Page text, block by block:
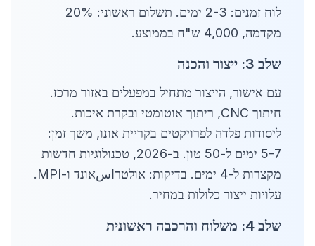
לוח זמנים: 2-3 ימים. תשלום ראשוני: 20%
מקדמה, 4,000 ש"ח בממוצע.
שלב 3: ייצור והכנה
עם אישור, הייצור מתחיל במפעלים באזור מרכז.
חיתוך CNC, ריתוך אוטומטי ובקרת איכות.
ליסודות פלדה לפרויקטים בקריית אונו, משך זמן:
5-7 ימים ל-50 טון. ב-2026, טכנולוגיות חדשות
מקצרות ל-4 ימים. בדיקות: אולטרاسאונד ו-MPI.
עלויות ייצור כלולות במחיר.
שלב 4: משלוח והרכבה ראשונית